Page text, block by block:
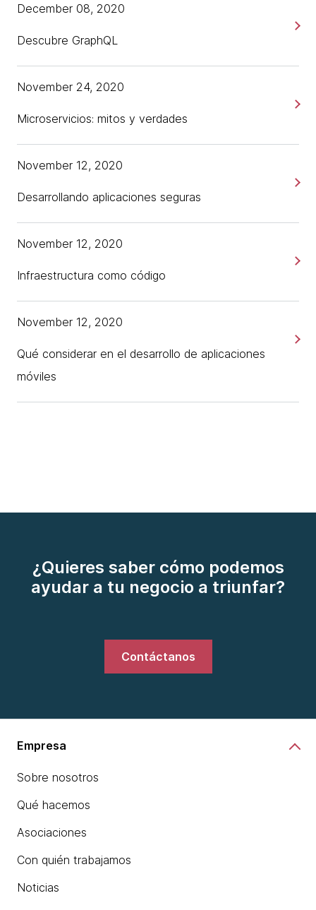
Descubre GraphQL
December 08, 2020
Microservicios: mitos y verdades
November 24, 2020
Desarrollando aplicaciones seguras
November 12, 2020
Infraestructura como código
November 12, 2020
Qué considerar en el desarrollo de aplicaciones
móviles
November 12, 2020
¿Quieres saber cómo podemos
ayudar a tu negocio a triunfar?
Contáctanos
Empresa
Sobre nosotros
Qué hacemos
Asociaciones
Con quién trabajamos
Noticias